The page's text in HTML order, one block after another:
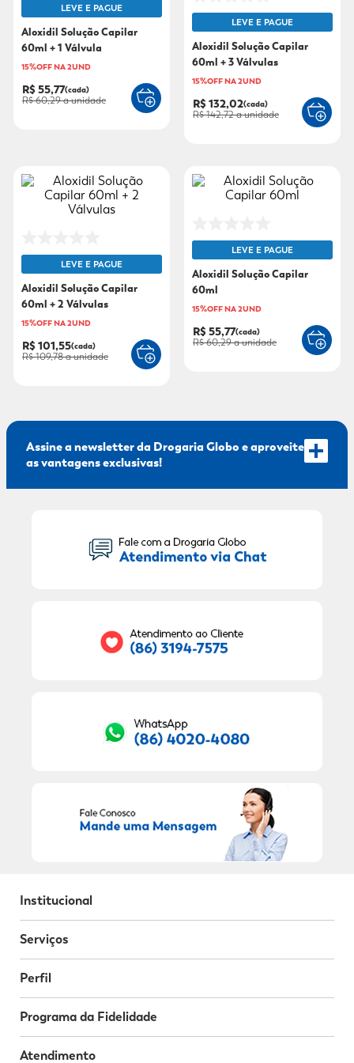
9
mounjaro
10º
LEVE E PAGUE
Aloxidil Solução Capilar
60ml + 1 Válvula
15%OFF NA 2UND
R$ 55,77(cada)
R$ 60,29a unidade
LEVE E PAGUE
Aloxidil Solução Capilar
60ml + 3 Válvulas
15%OFF NA 2UND
R$ 132,02(cada)
R$ 142,72a unidade
LEVE E PAGUE
Aloxidil Solução Capilar
60ml + 2 Válvulas
15%OFF NA 2UND
R$ 101,55(cada)
R$ 109,78a unidade
LEVE E PAGUE
Aloxidil Solução Capilar
60ml
15%OFF NA 2UND
R$ 55,77(cada)
R$ 60,29a unidade
Assine a newsletter da Drogaria Globo e aproveite
as vantagens exclusivas!
Institucional
Serviços
Perfil
Programa da Fidelidade
Atendimento